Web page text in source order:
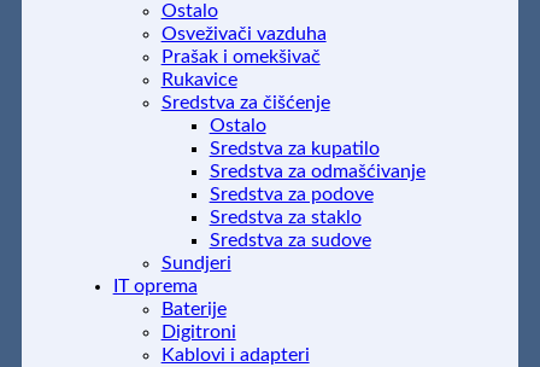
Ostalo
Osveživači vazduha
Prašak i omekšivač
Rukavice
Sredstva za čišćenje
Ostalo
Sredstva za kupatilo
Sredstva za odmašćivanje
Sredstva za podove
Sredstva za staklo
Sredstva za sudove
Sundjeri
IT oprema
Baterije
Digitroni
Kablovi i adapteri